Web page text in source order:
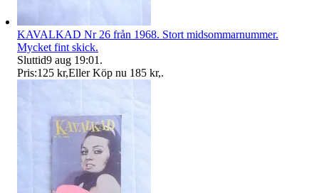
KAVALKAD Nr 26 från 1968. Stort midsommarnummer.
Mycket fint skick.
Sluttid9 aug 19:01 .
Pris:125 kr,Eller Köp nu 185 kr,.